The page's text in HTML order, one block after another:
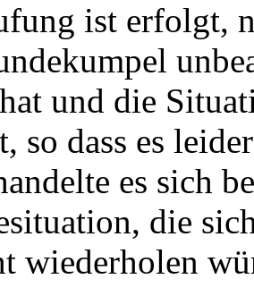
ist erfolgt,
und die
so dass es
es sich
die
wiederholen